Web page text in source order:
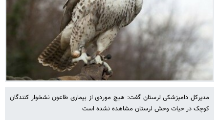
مدیرکل دامپزشکی لرستان گفت: هیچ موردی از بیماری طاعون نشخوار کنندگان‌
کوچک‌ در حیات وحش لرستان مشاهده نشده است